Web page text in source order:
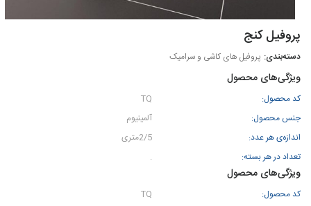
پروفیل کنج
پروفیل های کاشی و سرامیک
ویژگی‌های محصول
کد محصول:
TQ
جنس محصول:
آلمینیوم
اندازه‌ی هر عدد:
2/5متری
تعداد در هر بسته:
.
ویژگی‌های محصول
کد محصول:
TQ